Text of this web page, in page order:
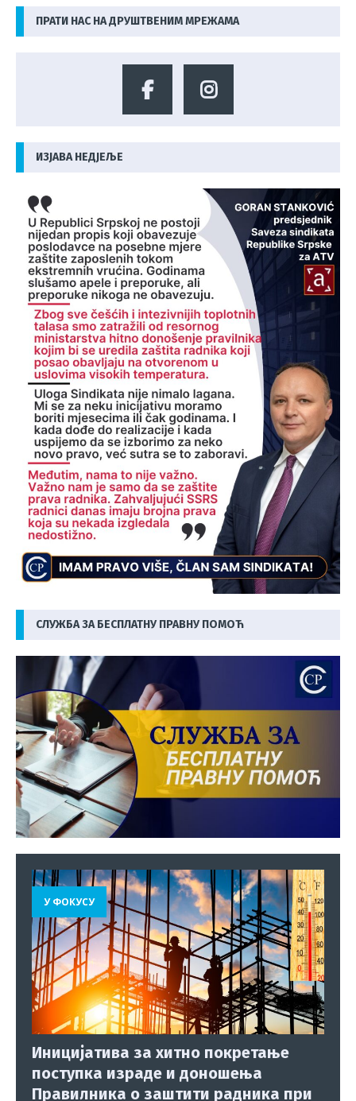
ПРАТИ НАС НА ДРУШТВЕНИМ МРЕЖАМА
ИЗЈАВА НЕДЈЕЉЕ
СЛУЖБА ЗА БЕСПЛАТНУ ПРАВНУ ПОМОЋ
У ФОКУСУ
Иницијатива за хитно покретање
поступка израде и доношења
Правилника о заштити радника при